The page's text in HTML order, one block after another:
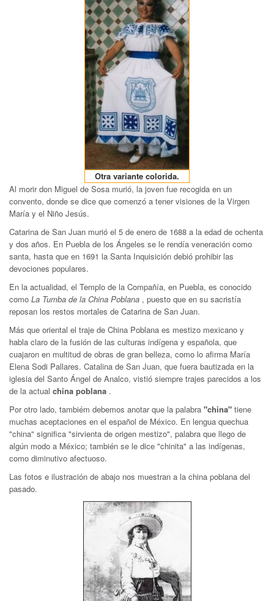
Otra variante colorida.
Al morir don Miguel de Sosa murió, la joven fue recogida en un
convento, donde se dice que comenzó a tener visiones de la Virgen
María y el Niño Jesús.
Catarina de San Juan murió el 5 de enero de 1688 a la edad de ochenta
y dos años. En Puebla de los Ángeles se le rendía veneración como
santa, hasta que en 1691 la Santa Inquisición debió prohibir las
devociones populares.
En la actualidad, el Templo de la Compañía, en Puebla, es conocido
como La Tumba de la China Poblana , puesto que en su sacristía
reposan los restos mortales de Catarina de San Juan.
Más que oriental el traje de China Poblana es mestizo mexicano y
habla claro de la fusión de las culturas indígena y española, que
cuajaron en multitud de obras de gran belleza, como lo afirma María
Elena Sodi Pallares. Catalina de San Juan, que fuera bautizada en la
iglesia del Santo Ángel de Analco, vistió siempre trajes parecidos a los
de la actual china poblana .
Por otro lado, tambiém debemos anotar que la palabra "china" tiene
muchas aceptaciones en el español de México. En lengua quechua
"china" significa "sirvienta de origen mestizo", palabra que llego de
algún modo a México; también se le dice "chinita" a las indígenas,
como diminutivo afectuoso.
Las fotos e ilustración de abajo nos muestran a la china poblana del
pasado.